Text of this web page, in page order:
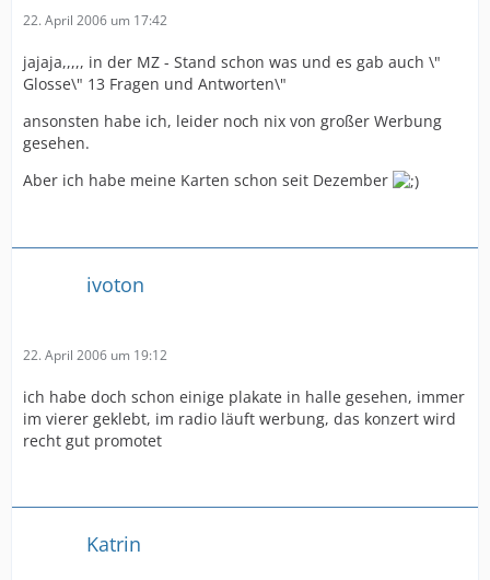
22. April 2006 um 17:42
jajaja,,,,, in der MZ - Stand schon was und es gab auch \"
Glosse\" 13 Fragen und Antworten\"
ansonsten habe ich, leider noch nix von großer Werbung
gesehen.
Aber ich habe meine Karten schon seit Dezember
ivoton
22. April 2006 um 19:12
ich habe doch schon einige plakate in halle gesehen, immer
im vierer geklebt, im radio läuft werbung, das konzert wird
recht gut promotet
Katrin